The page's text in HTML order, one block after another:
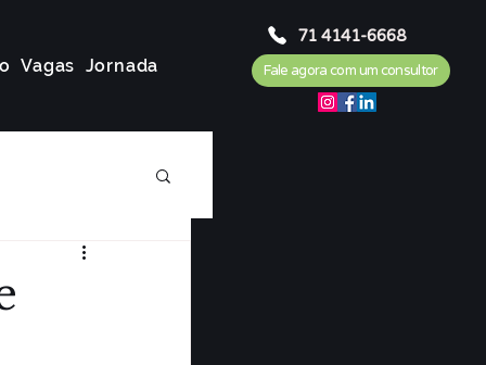
Vagas Jornada
71 4141-6668
Fale agora com um consultor